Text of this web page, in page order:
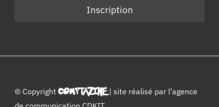
© Copyright COMPTAZINE| site réalisé par l’agence